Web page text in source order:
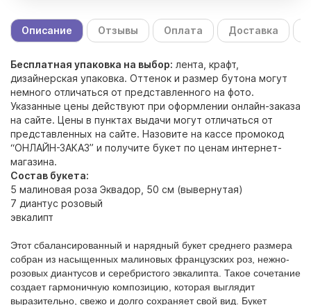
Описание Отзывы Оплата Доставка
Бесплатная упаковка на выбор: лента, крафт,
дизайнерская упаковка. Оттенок и размер бутона могут
немного отличаться от представленного на фото.
Указанные цены действуют при оформлении онлайн-заказа
на сайте. Цены в пунктах выдачи могут отличаться от
представленных на сайте. Назовите на кассе промокод
“ОНЛАЙН-ЗАКАЗ” и получите букет по ценам интернет-
магазина.
Состав букета:
5 малиновая роза Эквадор, 50 см (вывернутая)
7 диантус розовый
эвкалипт
Этот сбалансированный и нарядный букет среднего размера
собран из насыщенных малиновых французских роз, нежно-
розовых диантусов и серебристого эвкалипта. Такое сочетание
создает гармоничную композицию, которая выглядит
выразительно, свежо и долго сохраняет свой вид. Букет